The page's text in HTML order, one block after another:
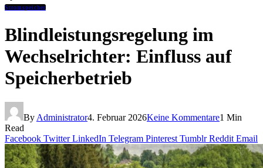
Stromspeicher
Blindleistungsregelung im
Wechselrichter: Einfluss auf
Speicherbetrieb
By Administrator4. Februar 2026Keine Kommentare1 Min
Read
Facebook Twitter LinkedIn Telegram Pinterest Tumblr Reddit Email